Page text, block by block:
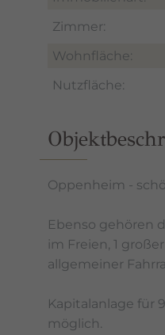
Zimmer:
Wohnfläche:
Nutzfläche:
Oppenheim -
Ebenso gehören
im Freien, 1
allgemeiner
Kapitalanlage für
möglich.